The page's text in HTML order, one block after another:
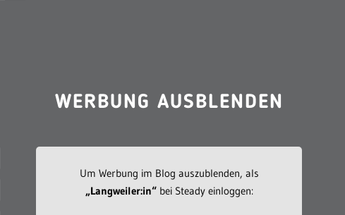
WERBUNG AUSBLENDEN
Um Werbung im Blog auszublenden, als
„Langweiler:in“bei Steady einloggen: